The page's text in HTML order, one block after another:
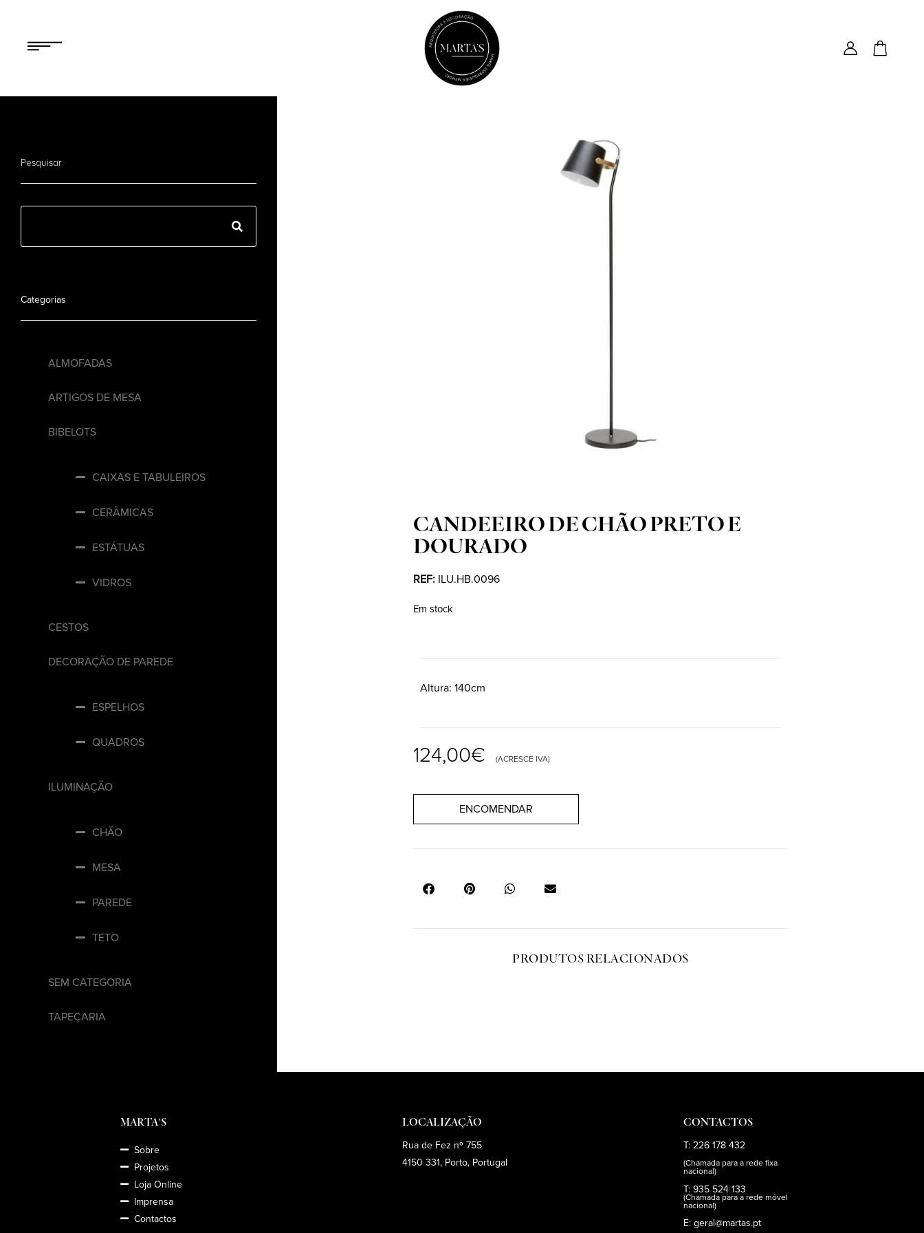
Pesquisar
Categorias
ALMOFADAS
ARTIGOS DE MESA
BIBELOTS
CAIXAS E TABULEIROS
CERÂMICAS
ESTÁTUAS
VIDROS
CESTOS
DECORAÇÃO DE PAREDE
ESPELHOS
QUADROS
ILUMINAÇÃO
CHÃO
MESA
PAREDE
TETO
SEM CATEGORIA
TAPEÇARIA
CANDEEIRO DE CHÃO PRETO E
DOURADO
REF: ILU.HB.0096
Em stock
Altura 140cm
124,00€ (ACRESCE IVA)
ENCOMENDAR
PRODUTOS RELACIONADOS
MARTA'S
Sobre
Projetos
Loja Online
Imprensa
Contactos
LOCALIZAÇÃO
Rua de Fez nº 755
4150 331, Porto, Portugal
CONTACTOS
T: 226 178 432
(Chamada para a rede fixa
nacional)
T: 935 524 133
(Chamada para a rede móvel
nacional)
E: geral@martas.pt